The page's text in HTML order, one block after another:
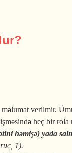
verilmir.
heç bir
həmişə) yada
1).